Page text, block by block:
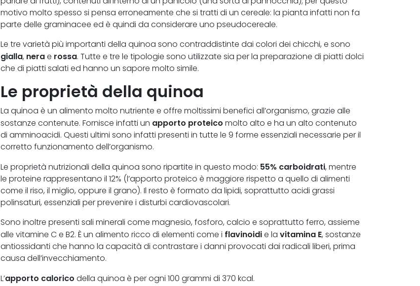
motivo molto spesso si pensa erroneamente che si tratti di un cereale: la pianta infatti non fa
parte delle graminacee ed è quindi da considerare uno pseudocereale.
Le tre varietà più importanti della quinoa sono contraddistinte dai colori dei chicchi, e sono
gialla, nera e rossa. Tutte e tre le tipologie sono utilizzate sia per la preparazione di piatti dolci
che di piatti salati ed hanno un sapore molto simile.
Le proprietà della quinoa
La quinoa è un alimento molto nutriente e offre moltissimi benefici all’organismo, grazie alle
sostanze contenute. Fornisce infatti un apporto proteico molto alto e ha un alto contenuto
di amminoacidi. Questi ultimi sono infatti presenti in tutte le 9 forme essenziali necessarie per il
corretto funzionamento dell’organismo.
Le proprietà nutrizionali della quinoa sono ripartite in questo modo: 55% carboidrati, mentre
le proteine rappresentano il 12% (l’apporto proteico è maggiore rispetto a quello di alimenti
come il riso, il miglio, oppure il grano). Il resto è formato da lipidi, soprattutto acidi grassi
polinsaturi, essenziali per prevenire i disturbi cardiovascolari.
Sono inoltre presenti sali minerali come magnesio, fosforo, calcio e soprattutto ferro, assieme
alle vitamine C e B2. È un alimento ricco di elementi come i flavinoidi e la vitamina E, sostanze
antiossidanti che hanno la capacità di contrastare i danni provocati dai radicali liberi, prima
causa dell’invecchiamento.
L’apporto calorico della quinoa è per ogni 100 grammi di 370 kcal.